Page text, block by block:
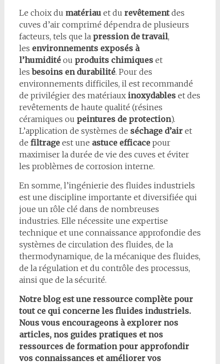
Le choix du matériauet du revêtementdes
cuves d’air comprimé dépendra de plusieurs
facteurs, tels que la pression de travail,
les environnements exposés à
l’humiditéou produits chimiqueset
lesbesoins en durabilité. Pour des
environnements difficiles, il est recommandé
de privilégier des matériaux inoxydableset des
revêtements de haute qualité (résines
céramiques ou peintures de protection).
L’application de systèmes de séchage d’airet
de filtrageest une astuce efficacepour
maximiser la durée de vie des cuves et éviter
les problèmes de corrosion interne.
En somme, l’ingénierie des fluides industriels
est une discipline importante et diversifiée qui
joue un rôle clé dans de nombreuses
industries. Elle nécessite une expertise
technique et une connaissance approfondie des
systèmes de circulation des fluides, de la
thermodynamique, de la mécanique des fluides,
de la régulation et du contrôle des processus,
ainsi que de la sécurité.
Notre blog est une ressource complète pour
tout ce qui concerne les fluides industriels.
Nous vous encourageons à explorer nos
articles, nos guides pratiques et nos
ressources de formation pour approfondir
vos connaissances et améliorer vos